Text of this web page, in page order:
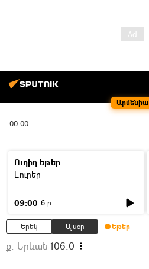
Արմենիա
00:00
Ուղիղ եթեր
Լուրեր
09:00 6 ր
Երեկ Այսօր Եթեր
ք. Երևան 106.0